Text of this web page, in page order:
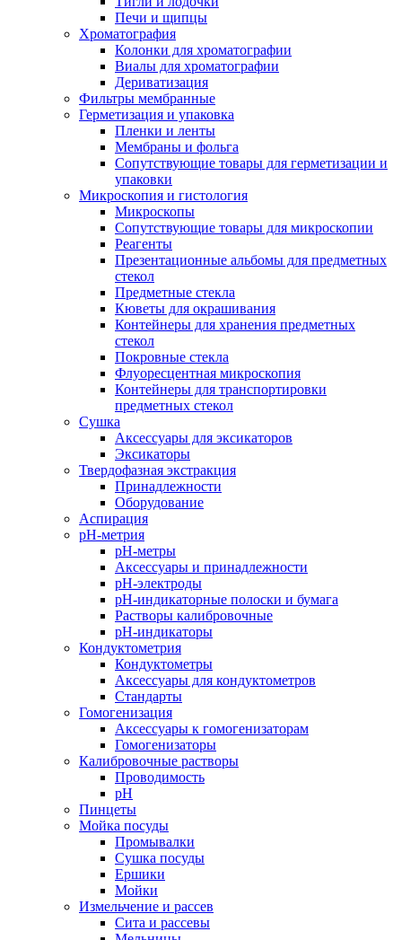
Печи и щипцы
Хроматография
Колонки для хроматографии
Виалы для хроматографии
Дериватизация
Фильтры мембранные
Герметизация и упаковка
Пленки и ленты
Мембраны и фольга
Сопутствующие товары для герметизации и
упаковки
Микроскопия и гистология
Микроскопы
Сопутствующие товары для микроскопии
Реагенты
Презентационные альбомы для предметных
стекол
Предметные стекла
Кюветы для окрашивания
Контейнеры для хранения предметных
стекол
Покровные стекла
Флуоресцентная микроскопия
Контейнеры для транспортировки
предметных стекол
Сушка
Аксессуары для эксикаторов
Эксикаторы
Твердофазная экстракция
Принадлежности
Оборудование
Аспирация
pH-метрия
pH-метры
Аксессуары и принадлежности
pH-электроды
pH-индикаторные полоски и бумага
Растворы калибровочные
pH-индикаторы
Кондуктометрия
Кондуктометры
Аксессуары для кондуктометров
Стандарты
Гомогенизация
Аксессуары к гомогенизаторам
Гомогенизаторы
Калибровочные растворы
Проводимость
pH
Пинцеты
Мойка посуды
Промывалки
Сушка посуды
Ершики
Мойки
Измельчение и рассев
Сита и рассевы